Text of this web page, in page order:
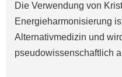
Die Verwendung von
Energieharmonisierung
Alternativmedizin und
pseudowissenschaftlich